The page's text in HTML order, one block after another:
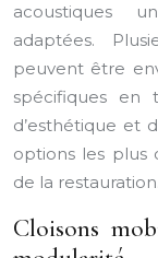
acoustiques
adaptées.
peuvent être
spécifiques en
d’esthétique et
options les plus
de la restauration.
Cloisons